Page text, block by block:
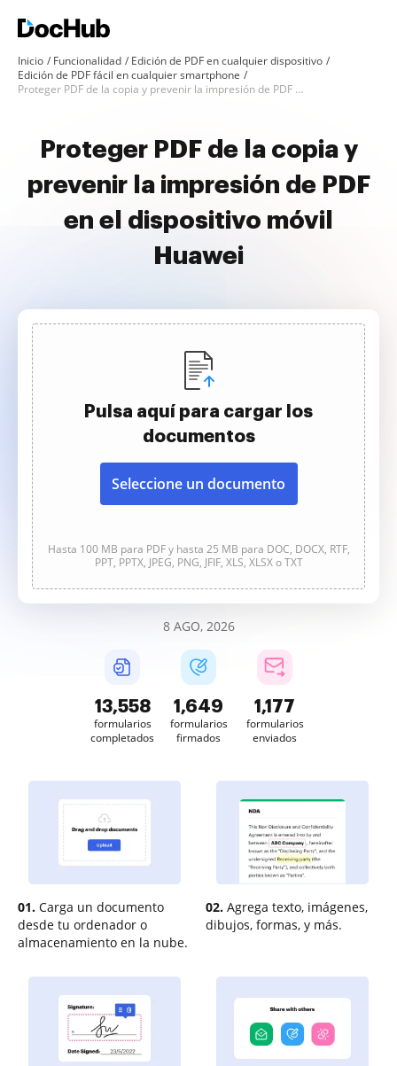
Inicio Funcionalidad
Edición de PDF en cualquier dispositivo
Edición de PDF fácil en cualquier smartphone
Proteger PDF de la copia y prevenir la impresión de PDF en Huawei
Proteger PDF de la copia y
prevenir la impresión de PDF
en el dispositivo móvil
Huawei
Pulsa aquí para cargar los
documentos
Seleccione un documento
Hasta 100 MB para PDF y hasta 25 MB para DOC, DOCX, RTF,
PPT, PPTX, JPEG, PNG, JFIF, XLS, XLSX o TXT
8 AGO, 2026
13,559
formularios
completados
1,649
formularios
firmados
1,178
formularios
enviados
01. Carga un documento
desde tu ordenador o
almacenamiento en la nube.
02. Agrega texto, imágenes,
dibujos, formas, y más.